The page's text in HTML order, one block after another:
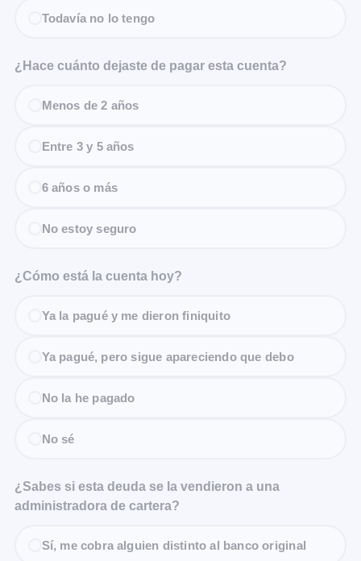
Todavía no lo tengo
¿Hace cuánto dejaste de pagar esta cuenta?
Menos de 2 años
Entre 3 y 5 años
6 años o más
No estoy seguro
¿Cómo está la cuenta hoy?
Ya la pagué y me dieron finiquito
Ya pagué, pero sigue apareciendo que debo
No la he pagado
No sé
¿Sabes si esta deuda se la vendieron a una
administradora de cartera?
Sí, me cobra alguien distinto al banco original